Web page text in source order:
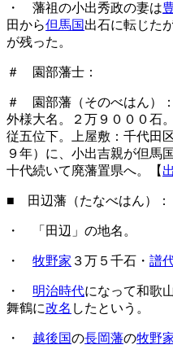
・ 藩祖の小出秀政の妻は
田から但馬国出石に転じた
が残った。
＃ 園部藩士：
＃ 園部藩（そのべはん）
外様大名。２万９０００石
従五位下。上屋敷：千代田
９年）に、小出吉親が但馬
十代続いて廃藩置県へ。【
■ 田辺藩（たなべはん）
・ 「田辺」の地名。
・ 牧野家 ３万５千石・ 譜
・ 明治時代になって和歌
舞鶴に改名 したという。
・ 越後国の長岡藩の牧野